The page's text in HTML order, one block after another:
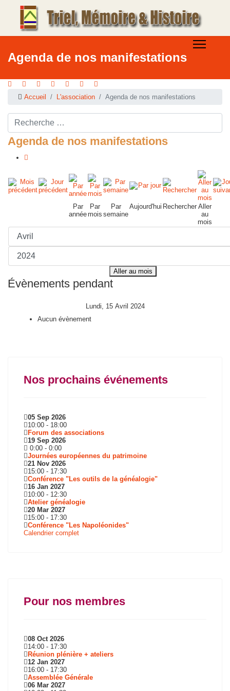
Agenda de nos manifestations
Accueil L'association Agenda de nos manifestations
Rechercher ...
Agenda de nos manifestations
Par
année
Par
mois
Par
semaine
Aujourd'hui Rechercher Aller
au
mois
Aller au mois
Évènements pendant
Lundi, 15 Avril 2024
Aucun évènement
Nos prochains événements
05 Sep 2026
10:00 - 18:00
Forum des associations
19 Sep 2026
0:00 - 0:00
Journées européennes du patrimoine
21 Nov 2026
15:00 - 17:30
Conférence "Les outils de la généalogie"
16 Jan 2027
10:00 - 12:30
Atelier généalogie
20 Mar 2027
15:00 - 17:30
Conférence "Les Napoléonides"
Calendrier complet
Pour nos membres
08 Oct 2026
14:00 - 17:30
Réunion plénière + ateliers
12 Jan 2027
16:00 - 17:30
Assemblée Générale
06 Mar 2027